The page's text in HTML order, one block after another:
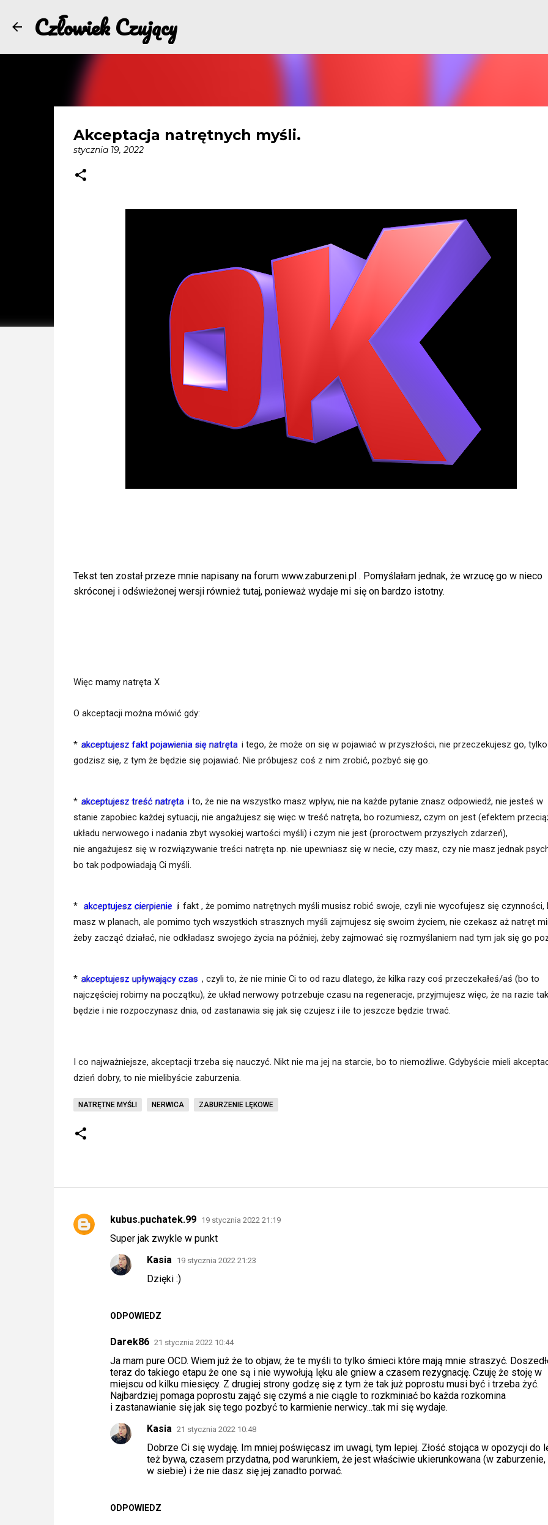
Człowiek Czujący
Akceptacja natrętnych myśli.
stycznia 19, 2022
Tekst ten został przeze mnie napisany na forum www.zaburzeni.pl. Pomyślałam jednak, że wrzucę go w nieco
skróconej i odświeżonej wersji również tutaj, ponieważ wydaje mi się on bardzo istotny.
Więc mamy natręta X
O akceptacji można mówić gdy:
* akceptujesz fakt pojawienia się natręta i tego, że może on się w pojawiać w przyszłości, nie przeczekujesz go, tylko
godzisz się, z tym że będzie się pojawiać. Nie próbujesz coś z nim zrobić, pozbyć się go.
* akceptujesz treść natręta i to, że nie na wszystko masz wpływ, nie na każde pytanie znasz odpowiedź, nie jesteś w
stanie zapobiec każdej sytuacji, nie angażujesz się więc w treść natręta, bo rozumiesz, czym on jest (efektem
układu nerwowego i nadania zbyt wysokiej wartości myśli) i czym nie jest (proroctwem przyszłych zdarzeń),
nie angażujesz się w rozwiązywanie treści natręta np. nie upewniasz się w necie, czy masz, czy nie masz jednak
bo tak podpowiadają Ci myśli.
* akceptujesz cierpienie i fakt , że pomimo natrętnych myśli musisz robić swoje, czyli nie wycofujesz się czynności,
masz w planach, ale pomimo tych wszystkich strasznych myśli zajmujesz się swoim życiem, nie czekasz aż natręt
żeby zacząć działać, nie odkładasz swojego życia na później, żeby zajmować się rozmyślaniem nad tym jak się go
* akceptujesz upływający czas , czyli to, że nie minie Ci to od razu dlatego, że kilka razy coś przeczekałeś/aś (bo to
najczęściej robimy na początku), że układ nerwowy potrzebuje czasu na regeneracje, przyjmujesz więc, że na razie tak
będzie i nie rozpoczynasz dnia, od zastanawia się jak się czujesz i ile to jeszcze będzie trwać.
I co najważniejsze, akceptacji trzeba się nauczyć. Nikt nie ma jej na starcie, bo to niemożliwe. Gdybyście mieli
dzień dobry, to nie mielibyście zaburzenia.
NATRĘTNE MYŚLI NERWICA ZABURZENIE LĘKOWE
K
kubus.puchatek.99 19 stycznia 2022 21:19
Super jak zwykle w punkt
ODPOWIEDZ
Kasia 19 stycznia 2022 21:23
Dzięki :)
Darek86 21 stycznia 2022 10:44
Ja mam pure OCD. Wiem już że to objaw, że te myśli to tylko śmieci które mają mnie straszyć.
teraz do takiego etapu że one są i nie wywołują lęku ale gniew a czasem rezygnację. Czuję że stoję w
miejscu od kilku miesięcy. Z drugiej strony godzę się z tym że tak już poprostu musi być i trzeba żyć.
Najbardziej pomaga poprostu zająć się czymś a nie ciągle to rozkminiać bo każda rozkomina
i zastanawianie się jak się tego pozbyć to karmienie nerwicy...tak mi się wydaje.
ODPOWIEDZ
Kasia 21 stycznia 2022 10:48
Dobrze Ci się wydaję. Im mniej poświęcasz im uwagi, tym lepiej. Złość stojąca w opozycji do
też bywa, czasem przydatna, pod warunkiem, że jest właściwie ukierunkowana (w zaburzenie,
w siebie) i że nie dasz się jej zanadto porwać.